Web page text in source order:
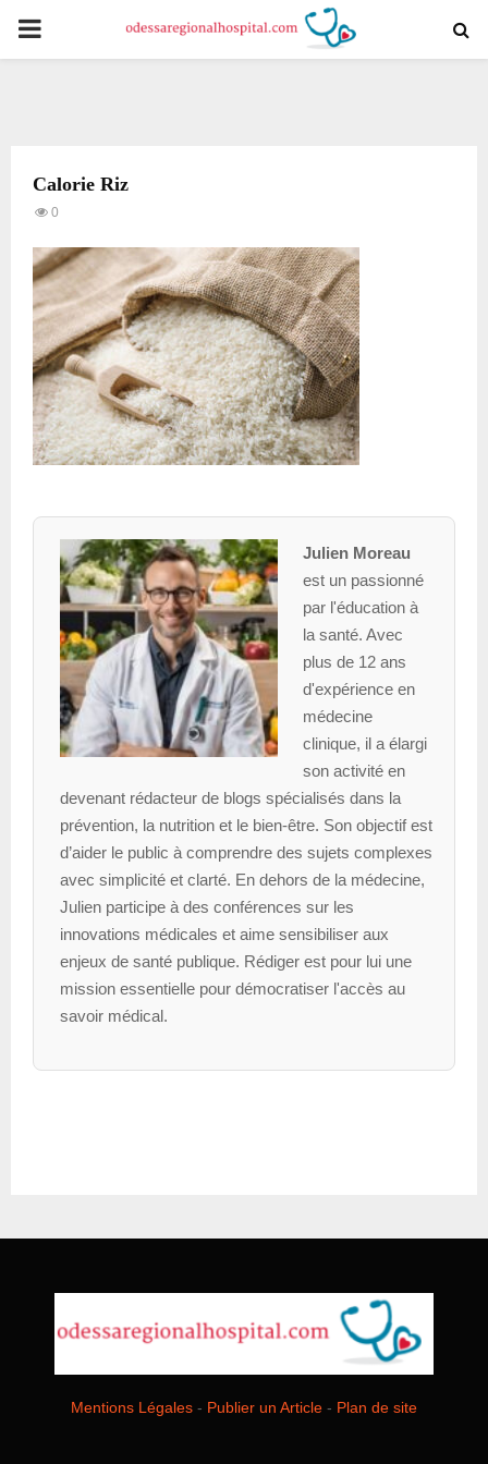
PRIMARY
Calorie Riz
0
Julien Moreau
est un passionné
par l'éducation à
la santé. Avec
plus de 12 ans
d'expérience en
médecine
clinique, il a élargi
son activité en
devenant rédacteur de blogs spécialisés dans la
prévention, la nutrition et le bien-être. Son objectif est
d’aider le public à comprendre des sujets complexes
avec simplicité et clarté. En dehors de la médecine,
Julien participe à des conférences sur les
innovations médicales et aime sensibiliser aux
enjeux de santé publique. Rédiger est pour lui une
mission essentielle pour démocratiser l'accès au
savoir médical.
Mentions Légales - Publier un Article - Plan de site